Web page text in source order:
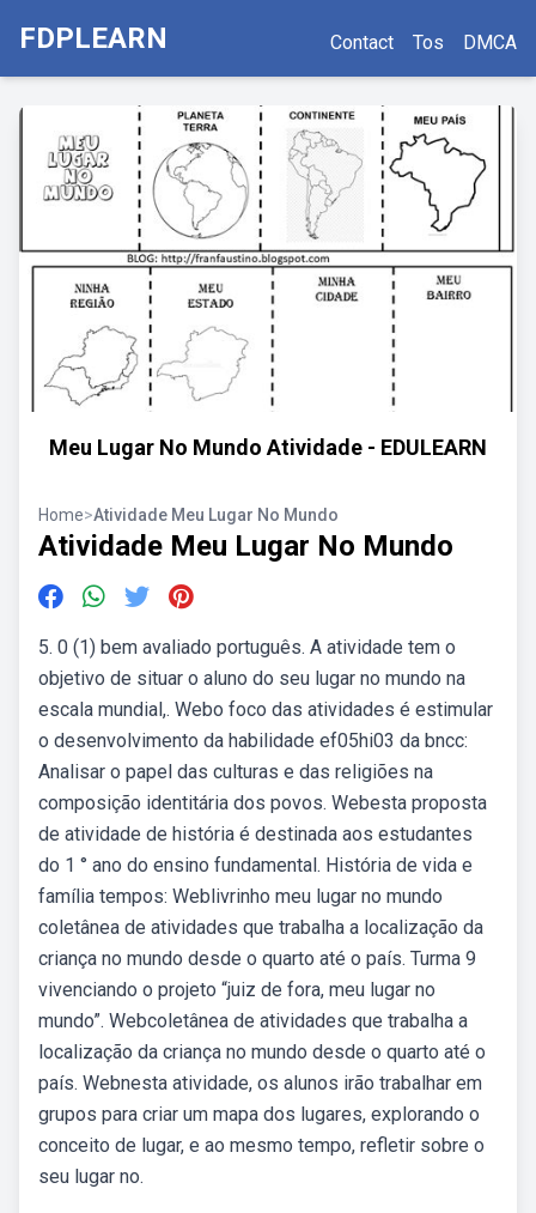
FDPLEARN Contact Tos DMCA
Meu Lugar No Mundo Atividade - EDULEARN
Home>Atividade Meu Lugar No Mundo
Atividade Meu Lugar No Mundo
5. 0 (1) bem avaliado português. A atividade tem o
objetivo de situar o aluno do seu lugar no mundo na
escala mundial,. Webo foco das atividades é estimular
o desenvolvimento da habilidade ef05hi03 da bncc:
Analisar o papel das culturas e das religiões na
composição identitária dos povos. Webesta proposta
de atividade de história é destinada aos estudantes
do 1 ° ano do ensino fundamental. História de vida e
família tempos: Weblivrinho meu lugar no mundo
coletânea de atividades que trabalha a localização da
criança no mundo desde o quarto até o país. Turma 9
vivenciando o projeto “juiz de fora, meu lugar no
mundo”. Webcoletânea de atividades que trabalha a
localização da criança no mundo desde o quarto até o
país. Webnesta atividade, os alunos irão trabalhar em
grupos para criar um mapa dos lugares, explorando o
conceito de lugar, e ao mesmo tempo, refletir sobre o
seu lugar no.